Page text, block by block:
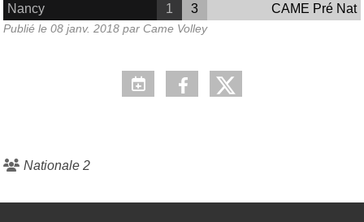
Nancy 1 3 CAME Pré Nat
Publié le 08 janv. 2018 par Came Volley
Nationale 2